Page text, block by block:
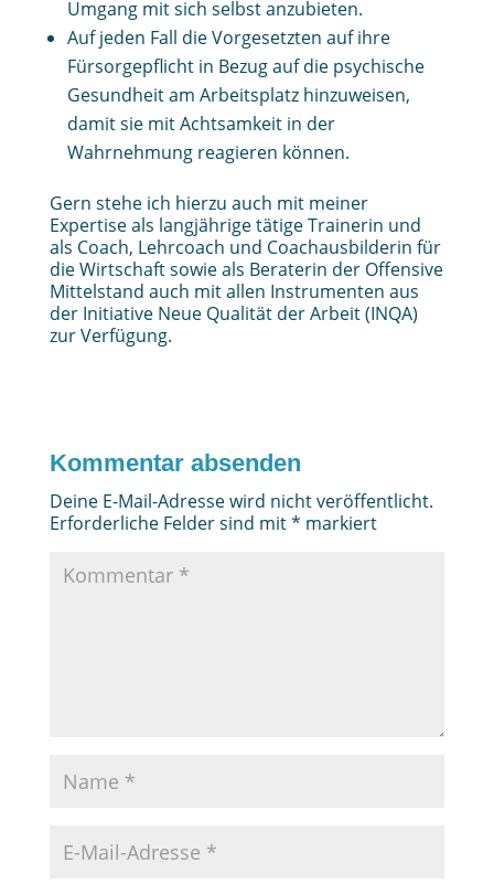
Umgang mit sich selbst anzubieten.
Auf jeden Fall die Vorgesetzten auf ihre
Fürsorgepflicht in Bezug auf die psychische
Gesundheit am Arbeitsplatz hinzuweisen,
damit sie mit Achtsamkeit in der
Wahrnehmung reagieren können.
Gern stehe ich hierzu auch mit meiner
Expertise als langjährige tätige Trainerin und
als Coach, Lehrcoach und Coachausbilderin für
die Wirtschaft sowie als Beraterin der Offensive
Mittelstand auch mit allen Instrumenten aus
der Initiative Neue Qualität der Arbeit (INQA)
zur Verfügung.
Kommentar absenden
Deine E-Mail-Adresse wird nicht veröffentlicht.
Erforderliche Felder sind mit* markiert